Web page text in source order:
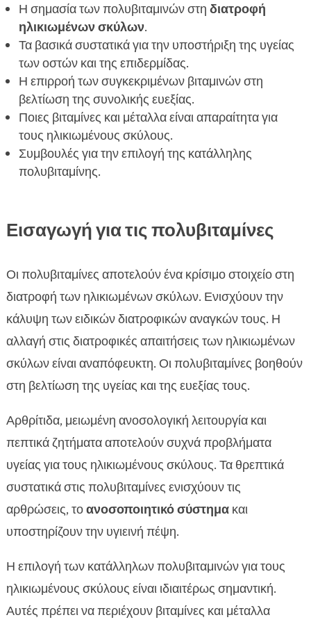
Η σημασία των πολυβιταμινών στη διατροφή
ηλικιωμένων σκύλων.
Τα βασικά συστατικά για την υποστήριξη της υγείας
των οστών και της επιδερμίδας.
Η επιρροή των συγκεκριμένων βιταμινών στη
βελτίωση της συνολικής ευεξίας.
Ποιες βιταμίνες και μέταλλα είναι απαραίτητα για
τους ηλικιωμένους σκύλους.
Συμβουλές για την επιλογή της κατάλληλης
πολυβιταμίνης.
Εισαγωγή για τις πολυβιταμίνες
Οι πολυβιταμίνες αποτελούν ένα κρίσιμο στοιχείο στη
διατροφή των ηλικιωμένων σκύλων. Ενισχύουν την
κάλυψη των ειδικών διατροφικών αναγκών τους. Η
αλλαγή στις διατροφικές απαιτήσεις των ηλικιωμένων
σκύλων είναι αναπόφευκτη. Οι πολυβιταμίνες βοηθούν
στη βελτίωση της υγείας και της ευεξίας τους.
Αρθρίτιδα, μειωμένη ανοσολογική λειτουργία και
πεπτικά ζητήματα αποτελούν συχνά προβλήματα
υγείας για τους ηλικιωμένους σκύλους. Τα θρεπτικά
συστατικά στις πολυβιταμίνες ενισχύουν τις
αρθρώσεις, τοανοσοποιητικό σύστημακαι
υποστηρίζουν την υγιεινή πέψη.
Η επιλογή των κατάλληλων πολυβιταμινών για τους
ηλικιωμένους σκύλους είναι ιδιαιτέρως σημαντική.
Αυτές πρέπει να περιέχουν βιταμίνες και μέταλλα